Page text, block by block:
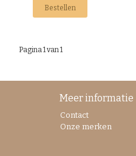
Bestellen
Pagina 1 van 1
Meer informatie
Contact
Onze merken